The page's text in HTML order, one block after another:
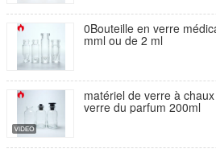
0Bouteille en verre
mml ou de 2 ml
matériel de verre à
verre du parfum 200ml